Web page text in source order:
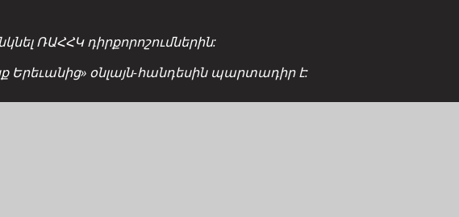
ՌԱՀՀԿ դիրքորոշումներին:
Երեւանից» օնլայն-հանդեսին պարտադիր է: